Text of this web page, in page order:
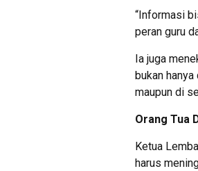
“Informasi
peran guru
Ia juga
bukan
maupun di
Orang Tua
Ketua
harus